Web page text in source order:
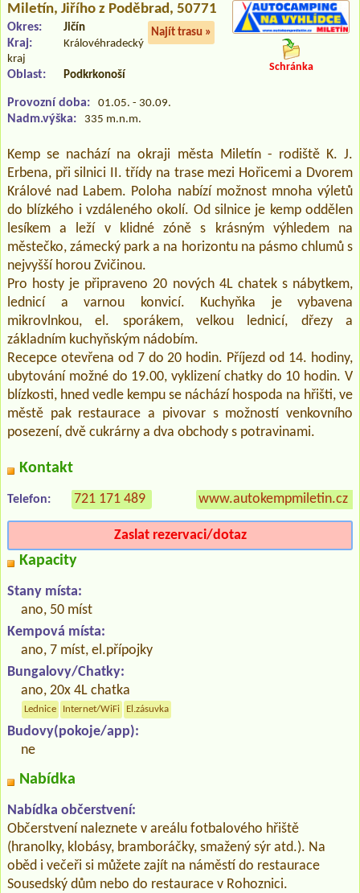
Miletín, Jiřího z Poděbrad, 50771
Najít trasu »
Okres: Jičín
Kraj:
Královéhradecký
kraj
Oblast: Podkrkonoší
Provozní doba: 01.05. - 30.09.
Nadm.výška: 335 m.n.m.
Schránka
Kemp se nachází na okraji města Miletín - rodiště K. J.
Erbena, při silnici II. třídy na trase mezi Hořicemi a Dvorem
Králové nad Labem. Poloha nabízí možnost mnoha výletů
do blízkého i vzdáleného okolí. Od silnice je kemp oddělen
lesíkem a leží v klidné zóně s krásným výhledem na
městečko, zámecký park a na horizontu na pásmo chlumů s
nejvyšší horou Zvičinou.
Pro hosty je připraveno 20 nových 4L chatek s nábytkem,
lednicí a varnou konvicí. Kuchyňka je vybavena
mikrovlnkou, el. sporákem, velkou lednicí, dřezy a
základním kuchyňským nádobím.
Recepce otevřena od 7 do 20 hodin. Příjezd od 14. hodiny,
ubytování možné do 19.00, vyklizení chatky do 10 hodin. V
blízkosti, hned vedle kempu se náchází hospoda na hřišti, ve
městě pak restaurace a pivovar s možností venkovního
posezení, dvě cukrárny a dva obchody s potravinami.
Kontakt
Telefon: 721 171 489 www.autokempmiletin.cz
Zaslat rezervaci/dotaz
Kapacity
Stany místa:
ano, 50 míst
Kempová místa:
ano, 7 míst, el.přípojky
Bungalovy/Chatky:
ano, 20x 4L chatka
Lednice Internet/WiFi El.zásuvka
Budovy(pokoje/app):
ne
Nabídka
Nabídka občerstvení:
Občerstvení naleznete v areálu fotbalového hřiště
(hranolky, klobásy, bramboráčky, smažený sýr atd.). Na
oběd i večeři si můžete zajít na náměstí do restaurace
Sousedský dům nebo do restaurace v Rohoznici.